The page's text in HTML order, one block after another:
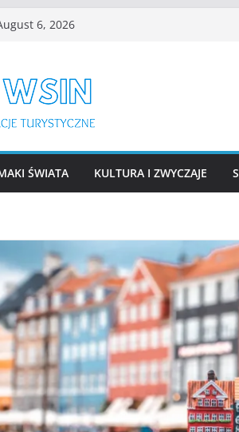
6, 2026
ŚWIATA KULTURA I ZWYCZAJE